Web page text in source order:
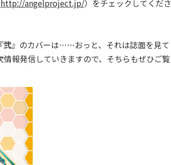
http://angelproject.jp/）をチェックしてくださ
弐』のカバーは……おっと、それは誌面を見て
情報発信していきますので、そちらもぜひご覧